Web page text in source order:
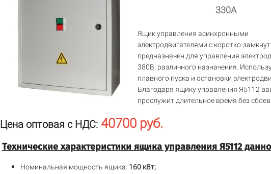
330А
Ящик управления асинхронными
электродвигателями с коротко-
предназначен для управления
380В, различного назначения.
плавного пуска и остановки
Благодаря ящику управления Я5112
прослужит длительное время без сбоев.
Цена оптовая с НДС: 40700 руб.
Технические характеристики ящика управления Я5112
Номинальная мощность ящика: 160 кВт;